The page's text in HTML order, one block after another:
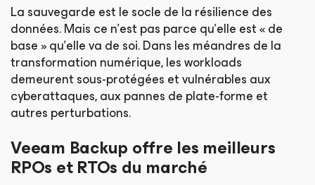
La sauvegarde est le socle de la résilience des
données. Mais ce n’est pas parce qu’elle est « de
base » qu’elle va de soi. Dans les méandres de la
transformation numérique, les workloads
demeurent sous-protégées et vulnérables aux
cyberattaques, aux pannes de plate-forme et
autres perturbations.
Veeam Backup offre les meilleurs
RPOs et RTOs du marché